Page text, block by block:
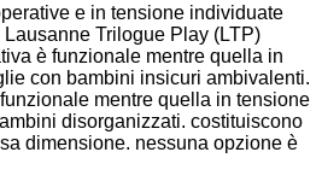
e in tensione individuate
Trilogue Play (LTP)
è funzionale mentre quella in
con bambini insicuri ambivalenti.
mentre quella in tensione
disorganizzati. costituiscono
dimensione. nessuna opzione è